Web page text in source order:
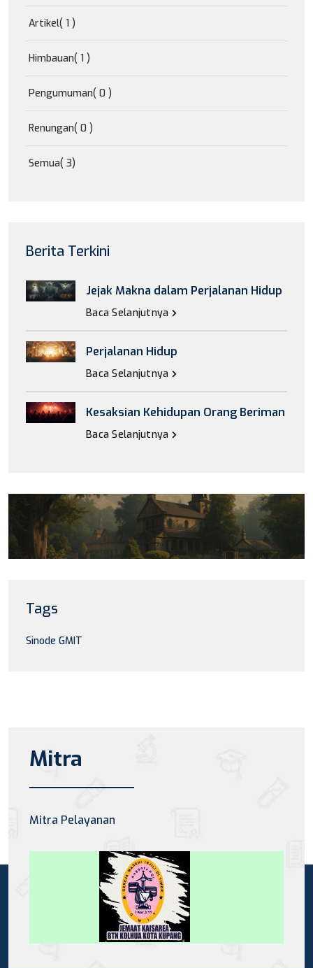
Artikel( 1 )
Himbauan( 1 )
Pengumuman( 0 )
Renungan( 0 )
Semua( 3)
Berita Terkini
Jejak Makna dalam Perjalanan Hidup
Baca Selanjutnya
Perjalanan Hidup
Baca Selanjutnya
Kesaksian Kehidupan Orang Beriman
Baca Selanjutnya
Tags
Sinode GMIT
Mitra
Mitra Pelayanan